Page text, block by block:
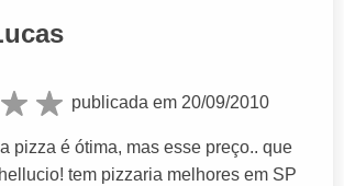
publicada em 20/09/2010
pizza é ótima, mas esse preço.. que
tem pizzaria melhores em SP